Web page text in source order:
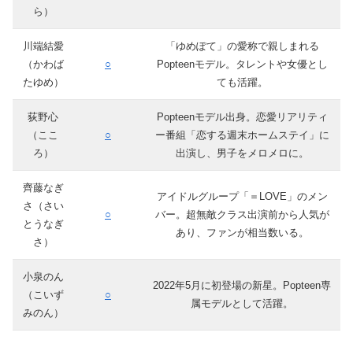
ら）
川端結愛
（かわば
たゆめ）
○
「ゆめぽて」の愛称で親しまれる
Popteenモデル。タレントや女優とし
ても活躍。
荻野心
（ここ
ろ）
○
Popteenモデル出身。恋愛リアリティ
ー番組「恋する週末ホームステイ」に
出演し、男子をメロメロに。
齊藤なぎ
さ（さい
とうなぎ
さ）
○
アイドルグループ「＝LOVE」のメン
バー。超無敵クラス出演前から人気が
あり、ファンが相当数いる。
小泉のん
（こいず
みのん）
○
2022年5月に初登場の新星。Popteen専
属モデルとして活躍。